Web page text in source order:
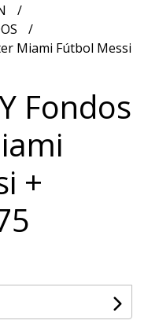
Miami Fútbol Messi
Fondos
+